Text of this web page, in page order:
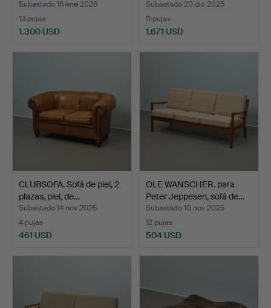
Subastado 16 ene 2026
13 pujas
1.300 USD
Subastado 20 dic 2025
11 pujas
1.671 USD
CLUBSOFA. Sofá de piel, 2
plazas, piel, de…
Subastado 14 nov 2025
4 pujas
461 USD
OLE WANSCHER. para
Peter Jeppesen, sofá de…
Subastado 10 nov 2025
12 pujas
504 USD